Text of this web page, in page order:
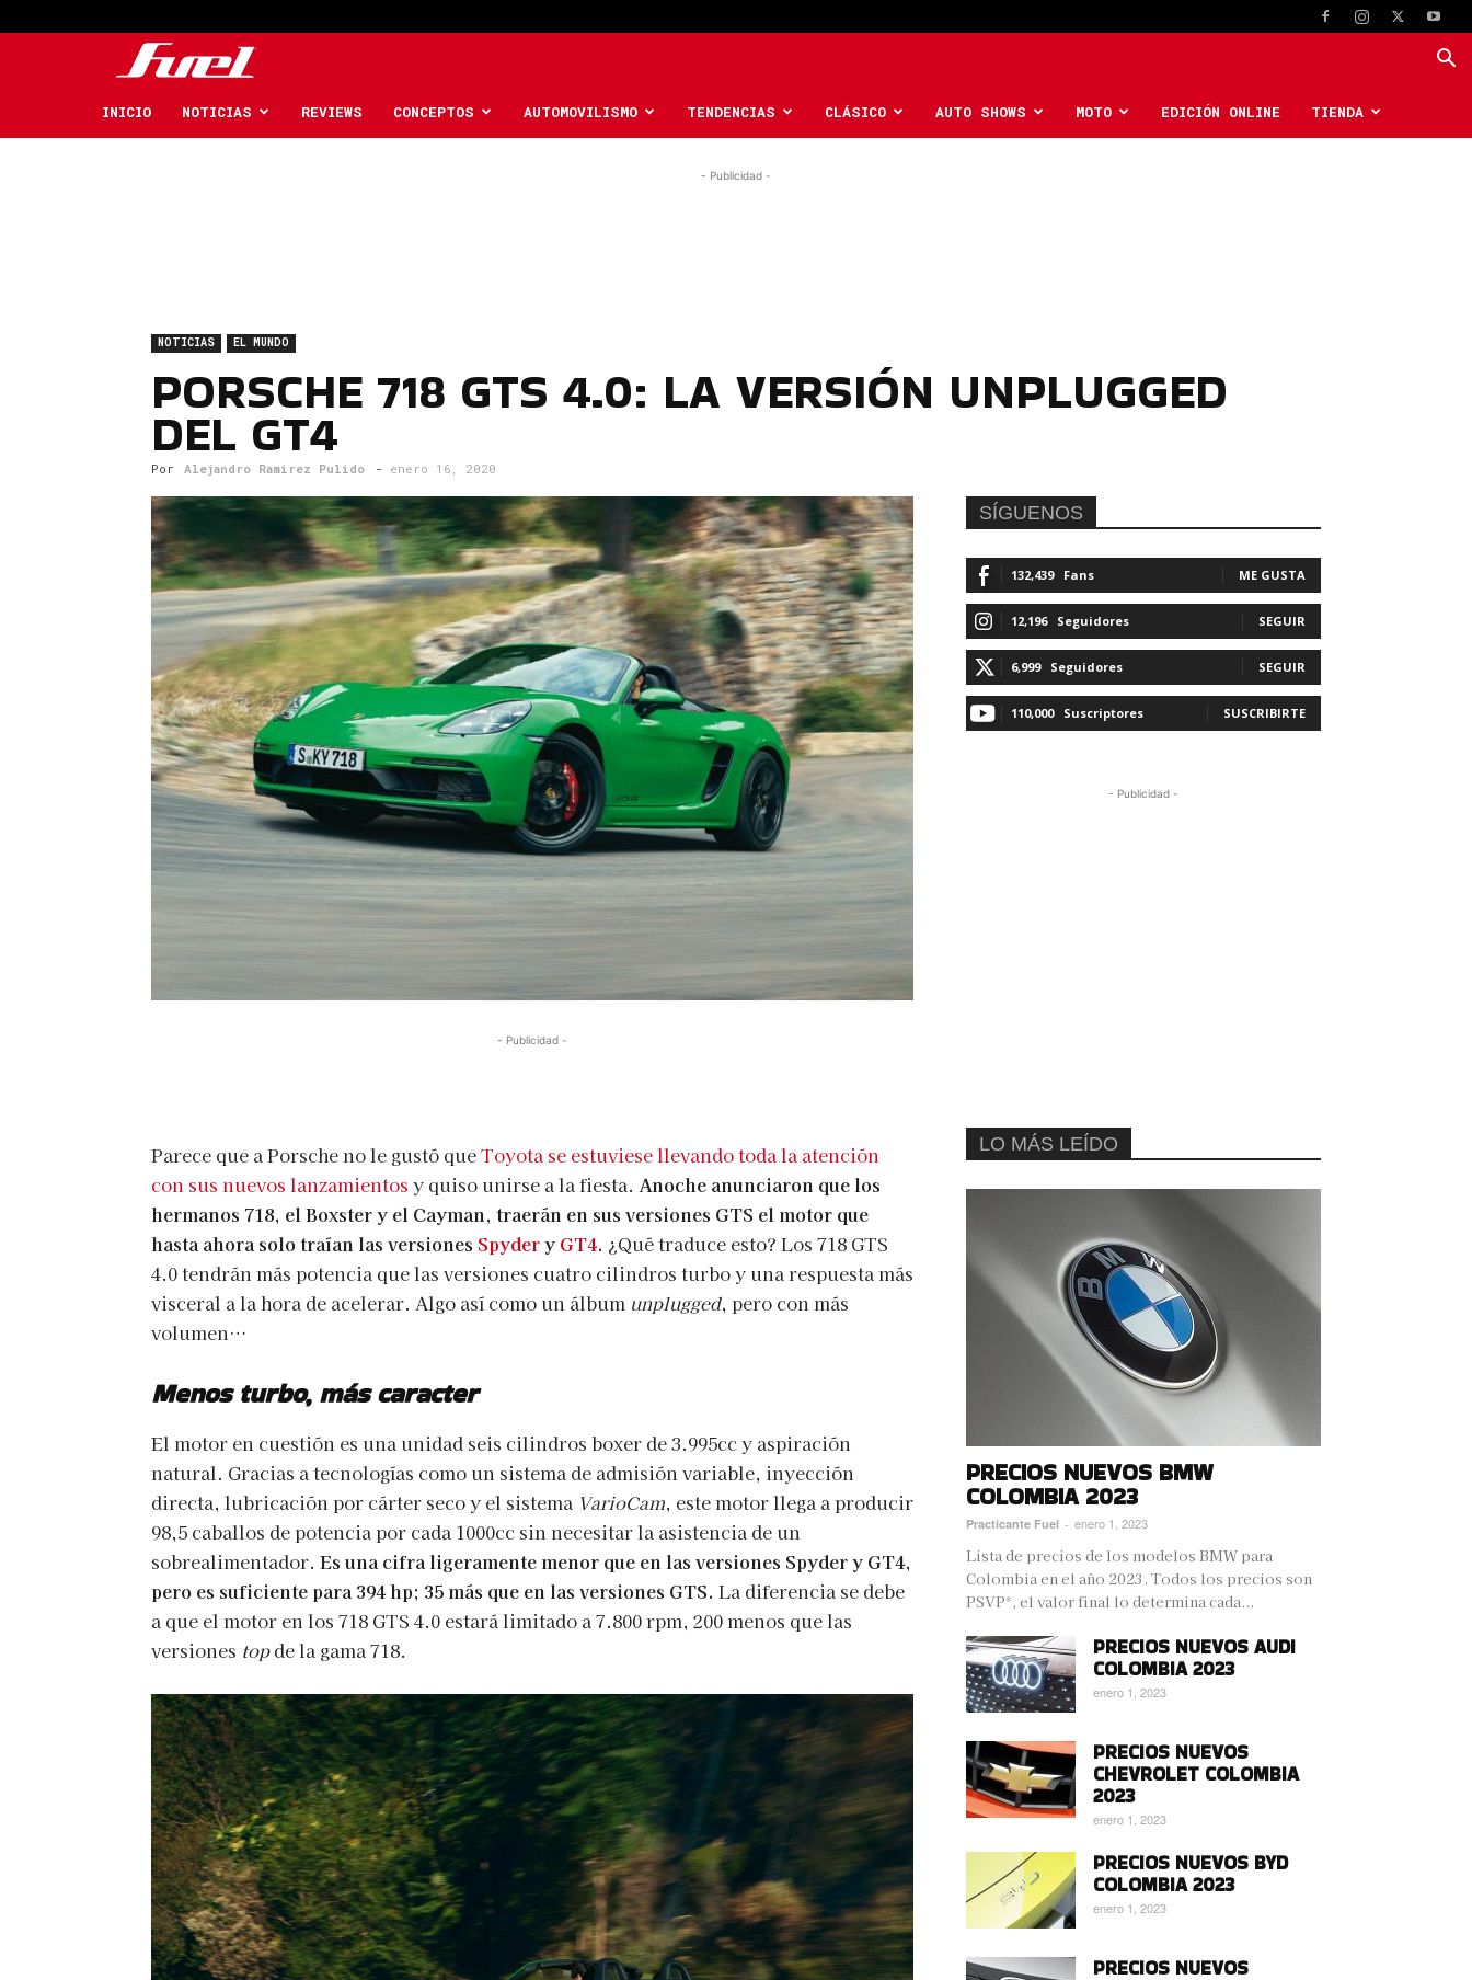
Car
INICIO NOTICIAS REVIEWS CONCEPTOS AUTOMOVILISMO TENDENCIAS CLÁSICO AUTO SHOWS MOTO EDICIÓN ONLINE TIENDA
- Publicidad -
NOTICIAS EL MUNDO
PORSCHE 718 GTS 4.0: LA VERSIÓN UNPLUGGED
DEL GT4
Por Alejandro Ramirez Pulido - enero 16, 2020
- Publicidad -
Parece que a Porsche no le gustó queToyota se estuviese llevando toda la atención
con sus nuevos lanzamientos y quiso unirse a la fiesta. Anoche anunciaron que los
hermanos 718, el Boxster y el Cayman, traerán en sus versiones GTS el motor que
hasta ahora solo traían las versiones Spydery GT4. ¿Qué traduce esto? Los 718 GTS
4.0 tendrán más potencia que las versiones cuatro cilindros turbo y una respuesta más
visceral a la hora de acelerar. Algo así como un álbum unplugged, pero con más
volumen…
Menos turbo, más caracter
El motor en cuestión es una unidad seis cilindros boxer de 3.995cc y aspiración
natural. Gracias a tecnologías como un sistema de admisión variable, inyección
directa, lubricación por cárter seco y el sistema VarioCam, este motor llega a producir
98,5 caballos de potencia por cada 1000cc sin necesitar la asistencia de un
sobrealimentador. Es una cifra ligeramente menor que en las versiones Spyder y GT4,
pero es suficiente para 394 hp; 35 más que en las versiones GTS. La diferencia se debe
a que el motor en los 718 GTS 4.0 estará limitado a 7.800 rpm, 200 menos que las
versiones topde la gama 718.
SÍGUENOS
132,439 Fans ME GUSTA
12,196 Seguidores SEGUIR
6,999 Seguidores SEGUIR
110,000 Suscriptores SUSCRIBIRTE
- Publicidad -
LO MÁS LEÍDO
PRECIOS NUEVOS BMW
COLOMBIA 2023
Practicante Fuel - enero 1, 2023
Lista de precios de los modelos BMW para
Colombia en el año 2023. Todos los precios son
PSVP*, el valor final lo determina cada...
PRECIOS NUEVOS AUDI
COLOMBIA 2023
enero 1, 2023
PRECIOS NUEVOS
CHEVROLET COLOMBIA
2023
enero 1, 2023
PRECIOS NUEVOS BYD
COLOMBIA 2023
enero 1, 2023
PRECIOS NUEVOS